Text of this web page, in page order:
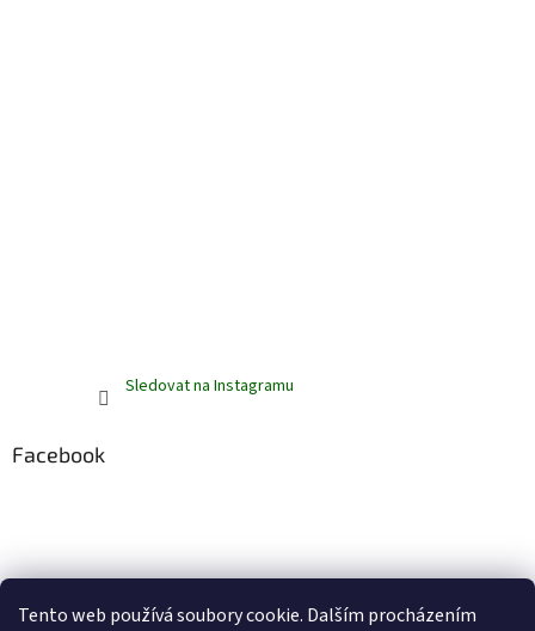
Tento web používá soubory cookie. Dalším procházením
Sledovat na Instagramu
Facebook